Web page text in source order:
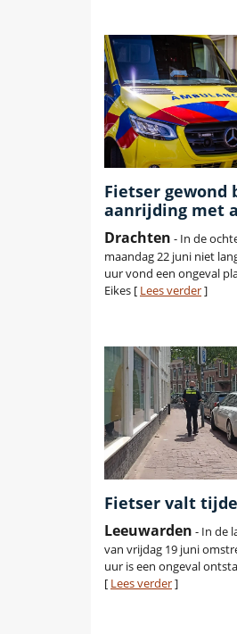
Fietser gewond
aanrijding met
Drachten - In de
maandag 22 juni niet
uur vond een ongeval
Eikes [ Lees verder]
Fietser valt
Leeuwarden - In de
van vrijdag 19 juni
uur is een ongeval
[ Lees verder]